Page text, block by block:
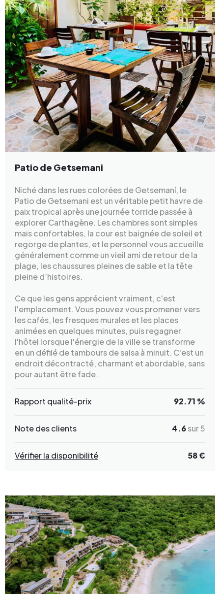
Patio de Getsemani
Niché dans les rues colorées de Getsemaní, le
Patio de Getsemani est un véritable petit havre de
paix tropical après une journée torride passée à
explorer Carthagène. Les chambres sont simples
mais confortables, la cour est baignée de soleil et
regorge de plantes, et le personnel vous accueille
généralement comme un vieil ami de retour de la
plage, les chaussures pleines de sable et la tête
pleine d’histoires.
Ce que les gens apprécient vraiment, c'est
l'emplacement. Vous pouvez vous promener vers
les cafés, les fresques murales et les places
animées en quelques minutes, puis regagner
l'hôtel lorsque l'énergie de la ville se transforme
en un défilé de tambours de salsa à minuit. C'est un
endroit décontracté, charmant et abordable, sans
pour autant être fade.
Rapport qualité-prix 92.71 %
Note des clients 4.6sur 5
Vérifier la disponibilité 58 €